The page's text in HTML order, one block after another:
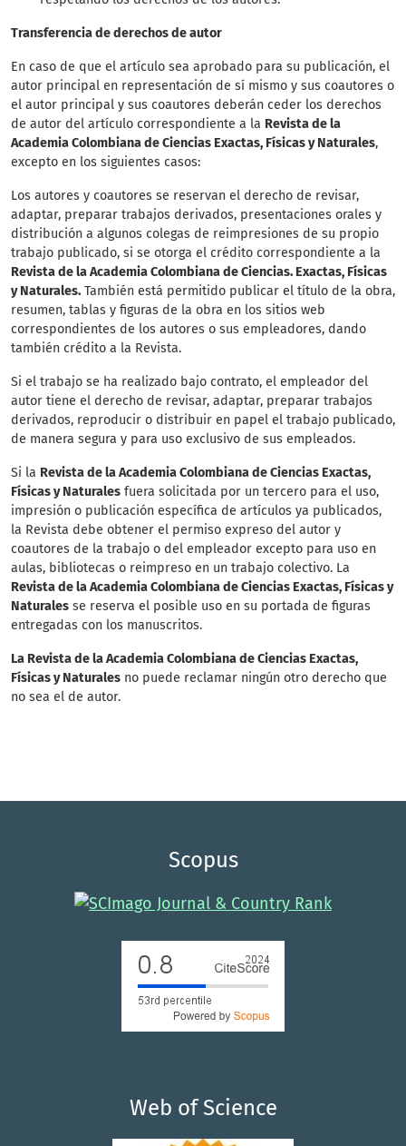
Transferencia de derechos de autor
En caso de que el artículo sea aprobado para su publicación, el
autor principal en representación de sí mismo y sus coautores o
el autor principal y sus coautores deberán ceder los derechos
de autor del artículo correspondiente a la Revista de la
Academia Colombiana de Ciencias Exactas, Físicas y Naturales,
excepto en los siguientes casos:
Los autores y coautores se reservan el derecho de revisar,
adaptar, preparar trabajos derivados, presentaciones orales y
distribución a algunos colegas de reimpresiones de su propio
trabajo publicado, si se otorga el crédito correspondiente a la
Revista de la Academia Colombiana de Ciencias. Exactas, Físicas
y Naturales. También está permitido publicar el título de la obra,
resumen, tablas y figuras de la obra en los sitios web
correspondientes de los autores o sus empleadores, dando
también crédito a la Revista.
Si el trabajo se ha realizado bajo contrato, el empleador del
autor tiene el derecho de revisar, adaptar, preparar trabajos
derivados, reproducir o distribuir en papel el trabajo publicado,
de manera segura y para uso exclusivo de sus empleados.
Si la Revista de la Academia Colombiana de Ciencias Exactas,
Físicas y Naturales fuera solicitada por un tercero para el uso,
impresión o publicación específica de artículos ya publicados,
la Revista debe obtener el permiso expreso del autor y
coautores de la trabajo o del empleador excepto para uso en
aulas, bibliotecas o reimpreso en un trabajo colectivo. La
Revista de la Academia Colombiana de Ciencias Exactas, Físicas y
Naturales se reserva el posible uso en su portada de figuras
entregadas con los manuscritos.
La Revista de la Academia Colombiana de Ciencias Exactas,
Físicas y Naturales no puede reclamar ningún otro derecho que
no sea el de autor.
Scopus
Web of Science